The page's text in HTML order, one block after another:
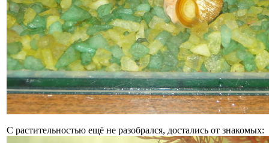
С растительностью ещё не разобрался, достались от знакомых: